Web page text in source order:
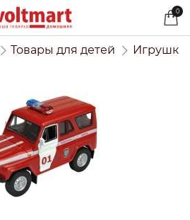
0
Товары для детей Игрушки